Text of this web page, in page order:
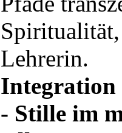
Lehrerin.
- Stille im